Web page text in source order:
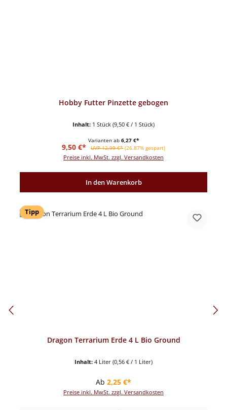
Hobby Futter Pinzette gebogen
Inhalt: 1 Stück (9,50 € / 1 Stück)
Varianten ab 6,27 €*
Verkaufspreis:
9,50 €* Regulärer Preis:
UVP 12,99 €* (26.87% gespart)
Preise inkl. MwSt. zzgl. Versandkosten
In den Warenkorb
Tipp
Dragon Terrarium Erde 4 L Bio Ground
Inhalt: 4 Liter (0,56 € / 1 Liter)
Regulärer Preis:
Ab 2,25 €*
Preise inkl. MwSt. zzgl. Versandkosten